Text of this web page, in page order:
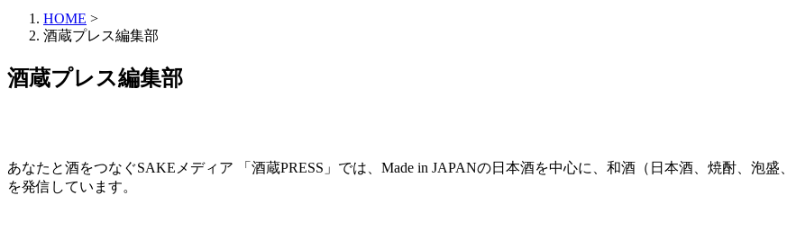
HOME >
酒蔵プレス編集部
酒蔵プレス編集部
あなたと酒をつなぐSAKEメディア 「酒蔵PRESS」では、Made in JAPANの日本酒を中心に、和酒（日本酒、焼酎、泡
を発信しています。